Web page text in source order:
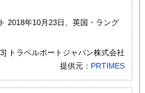
2018年10月23日、英国・ラング
トラベルポートジャパン株式会社
提供元： PRTIMES